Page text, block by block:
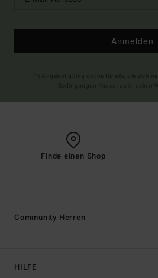
Anmelden
Finde einen Shop
HILFE
Community Herren